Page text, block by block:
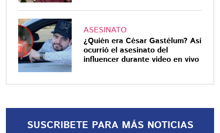
ASESINATO
¿Quién era César Gastélum? Así
ocurrió el asesinato del
influencer durante video en vivo
SUSCRIBETE PARA MÁS NOTICIAS